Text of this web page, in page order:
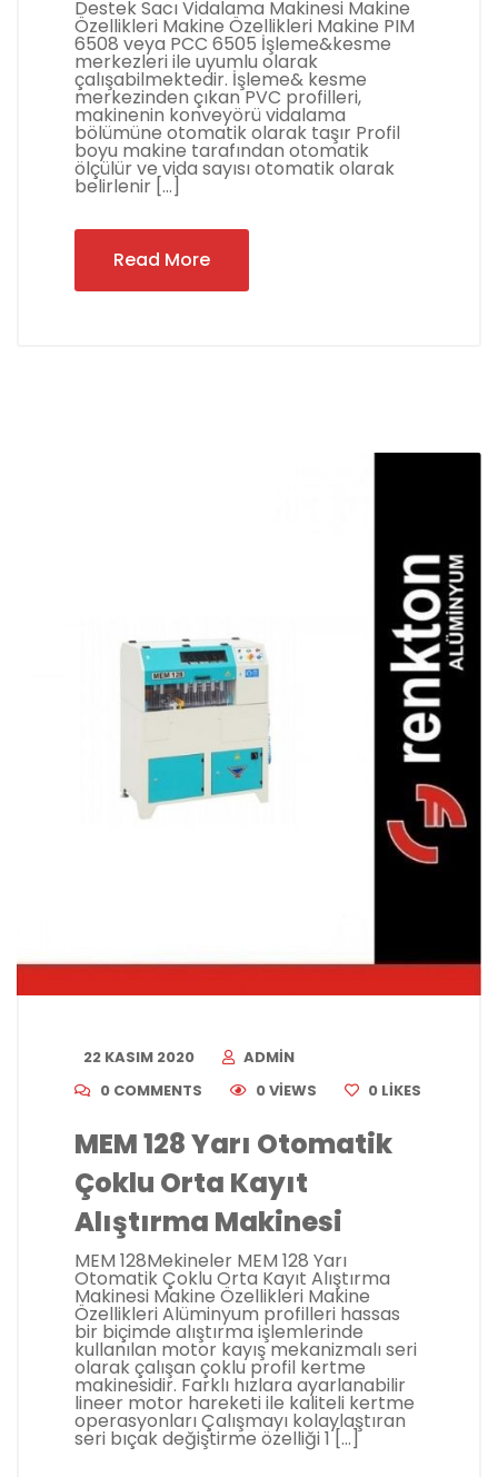
Destek Sacı Vidalama Makinesi Makine
Özellikleri Makine Özellikleri Makine PIM
6508 veya PCC 6505 İşleme&kesme
merkezleri ile uyumlu olarak
çalışabilmektedir. İşleme& kesme
merkezinden çıkan PVC profilleri,
makinenin konveyörü vidalama
bölümüne otomatik olarak taşır Profil
boyu makine tarafından otomatik
ölçülür ve vida sayısı otomatik olarak
belirlenir […]
Read More
22 KASIM 2020
ADMIN
0 COMMENTS
0 VIEWS 0 LIKES
MEM 128 Yarı Otomatik
Çoklu Orta Kayıt
Alıştırma Makinesi
MEM 128Mekineler MEM 128 Yarı
Otomatik Çoklu Orta Kayıt Alıştırma
Makinesi Makine Özellikleri Makine
Özellikleri Alüminyum profilleri hassas
bir biçimde alıştırma işlemlerinde
kullanılan motor kayış mekanizmalı seri
olarak çalışan çoklu profil kertme
makinesidir. Farklı hızlara ayarlanabilir
lineer motor hareketi ile kaliteli kertme
operasyonları Çalışmayı kolaylaştıran
seri bıçak değiştirme özelliği 1 […]